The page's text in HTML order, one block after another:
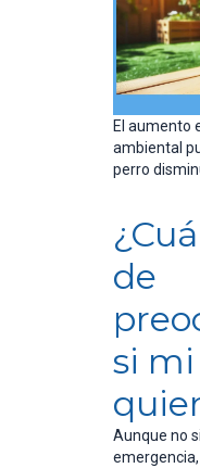
El aumento
ambiental
perro
de
si
Aunque no